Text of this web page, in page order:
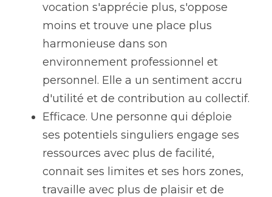
vocation s'apprécie plus, s'oppose
moins et trouve une place plus
harmonieuse dans son
environnement professionnel et
personnel. Elle a un sentiment accru
d'utilité et de contribution au collectif.
Efficace. Une personne qui déploie
ses potentiels singuliers engage ses
ressources avec plus de facilité,
connait ses limites et ses hors zones,
travaille avec plus de plaisir et de